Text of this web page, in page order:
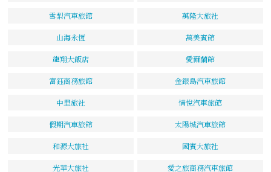
雪梨汽車旅館 萬隆大旅社
山海永恆 萬美賓館
龍翔大飯店 愛爾蘭館
富鈺商務旅館 金銀島汽車旅館
中里旅社 情悅汽車旅館
假期汽車旅館 太陽城汽車旅館
和源大旅社 國賓大旅社
光華大旅社 愛之旅商務汽車旅館